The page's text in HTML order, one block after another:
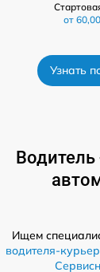
от
Узнать
Водитель
Ищем
водителя-